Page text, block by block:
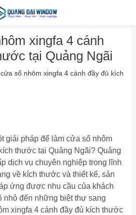
xingfa 4 cánh
tại Quảng Ngãi
sổ nhôm xingfa 4 cánh đầy đủ kích
giải pháp để làm cửa sổ nhôm
thước tại Quảng Ngãi? Quảng
dịch vụ chuyên nghiệp trong lĩnh
về kích thước và thiết kế, sản
ứng được nhu cầu của khách
nhỏ đến những biệt thự sang
xingfa 4 cánh đầy đủ kích thước